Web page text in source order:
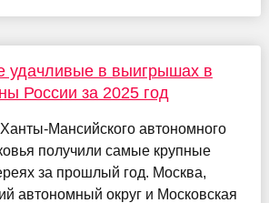
удачливые в выигрышах в
России за 2025 год
Мансийского автономного
получили самые крупные
за прошлый год. Москва,
автономный округ и Московская